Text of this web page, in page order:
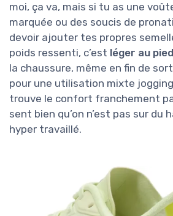
moi, ça va, mais si tu as une
marquée ou des soucis de
devoir ajouter tes propres
poids ressenti, c’est léger au pied
la chaussure, même en fin de
pour une utilisation mixte
trouve le confort franchement
sent bien qu’on n’est pas sur du
hyper travaillé.